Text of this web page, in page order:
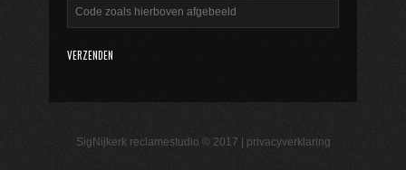
SigNijkerk reclamestudio © 2017 | privacyverklaring